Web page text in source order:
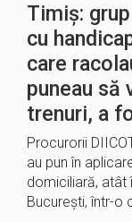
Timiș:
cu
care
puneau să
trenuri, a
Procurorii
au pun în
domiciliară, atât
București, într-o